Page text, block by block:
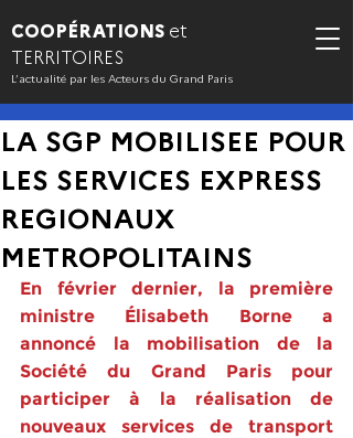
L’actualité par les Acteurs du Grand Paris
COOPÉRATIONS et
TERRITOIRES
LA SGP MOBILISEE POUR
LES SERVICES EXPRESS
REGIONAUX
METROPOLITAINS
En février dernier, la première
ministre Élisabeth Borne a
annoncé la mobilisa­tion de la
Société du Grand Paris pour
participer à la réalisation de
nouveaux services de transport